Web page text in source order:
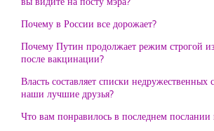
Почему в России все дорожает?
Почему Путин продолжает режим строгой
после вакцинации?
Власть составляет списки недружественных
наши лучшие друзья?
Что вам понравилось в последнем послании